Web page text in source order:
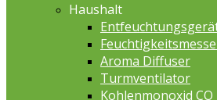
Haushalt
Aroma Diffuser
Turmventilator
Kohlenmonoxid